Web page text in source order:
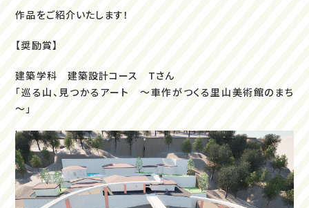
作品をご紹介いたします！
【奨励賞】
建築学科 建築設計コース Tさん
「巡る山、見つかるアート ～車作がつくる里山美術館のまち
～」